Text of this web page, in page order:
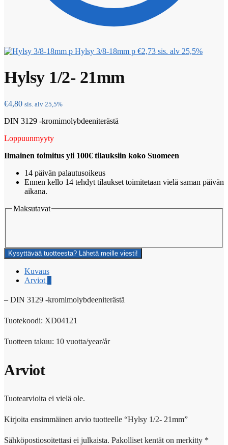
Hylsy 3/8-18mm p €2,73 sis. alv 25,5%
Hylsy 1/2- 21mm
€4,80 sis. alv 25,5%
DIN 3129 -kromimolybdeeniterästä
Loppuunmyyty
Ilmainen toimitus yli 100€ tilauksiin koko Suomeen
14 päivän palautusoikeus
Ennen kello 14 tehdyt tilaukset toimitetaan vielä saman päivän
aikana.
Maksutavat
Kysyttävää tuotteesta? Lähetä meille viesti!
Kuvaus
Arviot 0
– DIN 3129 -kromimolybdeeniterästä
Tuotekoodi: XD04121
Tuotteen takuu: 10 vuotta/year/år
Arviot
Tuotearvioita ei vielä ole.
Kirjoita ensimmäinen arvio tuotteelle “Hylsy 1/2- 21mm”
Sähköpostiosoitettasi ei julkaista. Pakolliset kentät on merkitty *